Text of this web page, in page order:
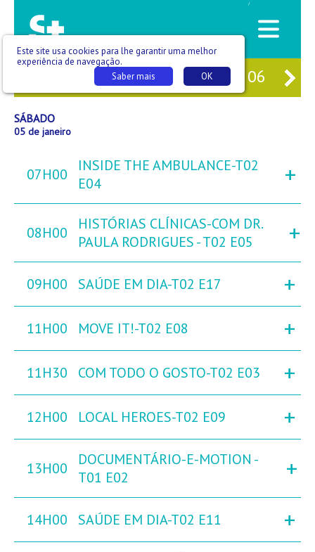
/
04 SÁB 05 DOM 06
SÁBADO
05 de janeiro
07H00
INSIDE THE AMBULANCE-T02
E04
+
08H00
HISTÓRIAS CLÍNICAS-COM DR.
PAULA RODRIGUES - T02 E05
+
09H00 SAÚDE EM DIA-T02 E17 +
11H00 MOVE IT!-T02 E08 +
11H30 COM TODO O GOSTO-T02 E03 +
12H00 LOCAL HEROES-T02 E09 +
13H00
DOCUMENTÁRIO-E-MOTION -
T01 E02
+
14H00 SAÚDE EM DIA-T02 E11 +
Este site usa cookies para lhe garantir uma melhor
experiência de navegação.
OK
Saber mais